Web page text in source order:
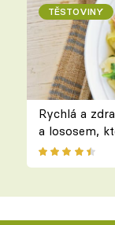
TĚSTOVINY
Rychlá a
a lososem,